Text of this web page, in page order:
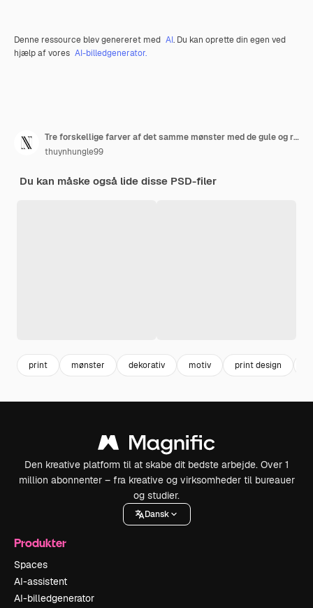
Denne ressource blev genereret med AI. Du kan oprette din egen ved
hjælp af vores AI-billedgenerator.
Tre forskellige farver af det samme mønster med de gule og røde cirkler
thuynhungle99
Du kan måske også lide disse PSD-filer
print mønster dekorativ motiv print design
Den kreative platform til at skabe dit bedste arbejde. Over 1
million abonnenter – fra kreative og virksomheder til bureauer
og studier.
Dansk
Produkter
Spaces
AI-assistent
AI-billedgenerator